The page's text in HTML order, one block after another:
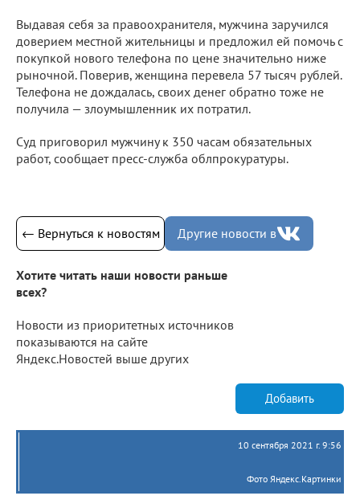
Выдавая себя за правоохранителя, мужчина заручился
доверием местной жительницы и предложил ей помочь с
покупкой нового телефона по цене значительно ниже
рыночной. Поверив, женщина перевела 57 тысяч рублей.
Телефона не дождалась, своих денег обратно тоже не
получила — злоумышленник их потратил.
Суд приговорил мужчину к 350 часам обязательных
работ, сообщает пресс-служба облпрокуратуры.
← Вернуться к новостям Другие новости в
Хотите читать наши новости раньше
всех?
Новости из приоритетных источников
показываются на сайте
Яндекс.Новостей выше других
Добавить
10 сентября 2021 г. 9:56
Фото Яндекс.Картинки